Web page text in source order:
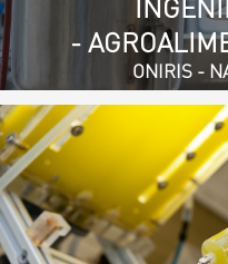
-
ONIRIS -